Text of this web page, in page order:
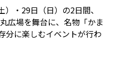
・29日（日）の2日間、
広場を舞台に、名物「かま
分に楽しむイベントが行わ